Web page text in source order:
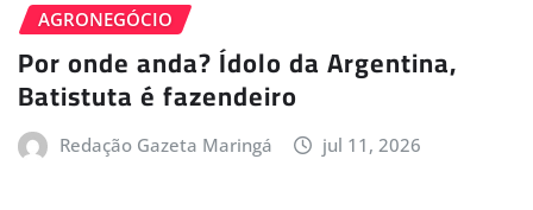
AGRONEGÓCIO
Por onde anda? Ídolo da Argentina,
Batistuta é fazendeiro
Redação Gazeta Maringá jul 11, 2026